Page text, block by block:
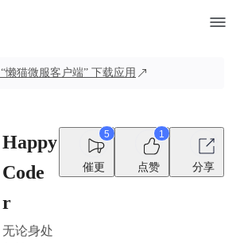
“懒猫微服客户端” 下载应用
Happy
Code
r
无论身处
5
催更
1
点赞 分享